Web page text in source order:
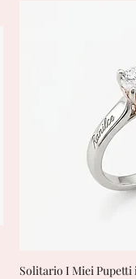
Solitario I Miei Pupetti